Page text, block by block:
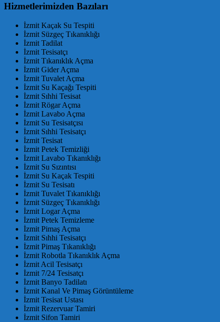
Hizmetlerimizden Bazıları
İzmit Kaçak Su Tespiti
İzmit Süzgeç Tıkanıklığı
İzmit Tadilat
İzmit Tesisatçı
İzmit Tıkanıklık Açma
İzmit Gider Açma
İzmit Tuvalet Açma
İzmit Su Kaçağı Tespiti
İzmit Sıhhi Tesisat
İzmit Rögar Açma
İzmit Lavabo Açma
İzmit Su Tesisatçısı
İzmit Sıhhi Tesisatçı
İzmit Tesisat
İzmit Petek Temizliği
İzmit Lavabo Tıkanıklığı
İzmit Su Sızıntısı
İzmit Su Kaçak Tespiti
İzmit Su Tesisatı
İzmit Tuvalet Tıkanıklığı
İzmit Süzgeç Tıkanıklığı
İzmit Logar Açma
İzmit Petek Temizleme
İzmit Pimaş Açma
İzmit Sıhhi Tesisatçı
İzmit Pimaş Tıkanıklığı
İzmit Robotla Tıkanıklık Açma
İzmit Acil Tesisatçı
İzmit 7/24 Tesisatçı
İzmit Banyo Tadilatı
İzmit Kanal Ve Pimaş Görüntüleme
İzmit Tesisat Ustası
İzmit Rezervuar Tamiri
İzmit Sifon Tamiri